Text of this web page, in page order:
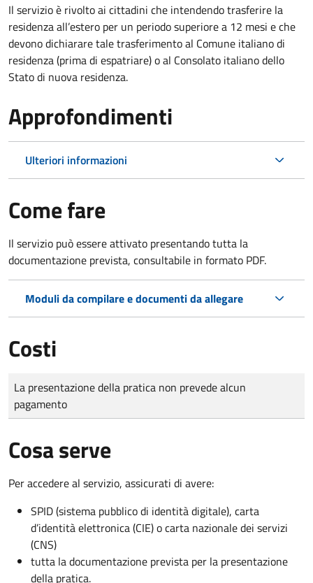
Il servizio è rivolto ai cittadini che intendendo trasferire la
residenza all’estero per un periodo superiore a 12 mesi e che
devono dichiarare tale trasferimento al Comune italiano di
residenza (prima di espatriare) o al Consolato italiano dello
Stato di nuova residenza.
Approfondimenti
Ulteriori informazioni
Come fare
Il servizio può essere attivato presentando tutta la
documentazione prevista, consultabile in formato PDF.
Moduli da compilare e documenti da allegare
Costi
Tipo di pagamento
Importo
La presentazione della pratica non prevede alcun
pagamento
Cosa serve
Per accedere al servizio, assicurati di avere:
SPID (sistema pubblico di identità digitale), carta
d’identità elettronica (CIE) o carta nazionale dei servizi
(CNS)
tutta la documentazione prevista per la presentazione
della pratica.